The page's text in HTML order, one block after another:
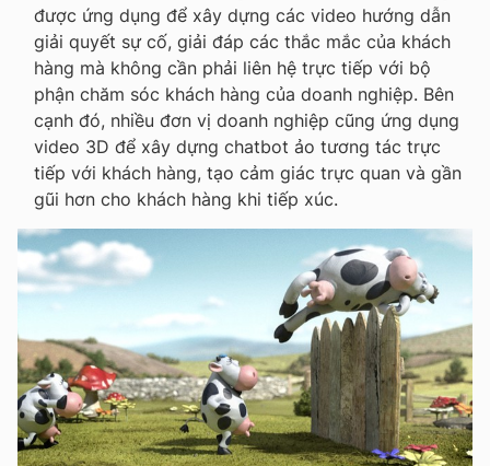
được ứng dụng để xây dựng các video hướng dẫn
giải quyết sự cố, giải đáp các thắc mắc của khách
hàng mà không cần phải liên hệ trực tiếp với bộ
phận chăm sóc khách hàng của doanh nghiệp. Bên
cạnh đó, nhiều đơn vị doanh nghiệp cũng ứng dụng
video 3D để xây dựng chatbot ảo tương tác trực
tiếp với khách hàng, tạo cảm giác trực quan và gần
gũi hơn cho khách hàng khi tiếp xúc.